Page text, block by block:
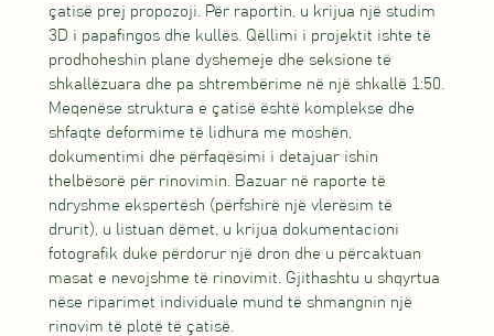
çatisë prej propozoji. Për raportin, u krijua një studim
3D i papafingos dhe kullës. Qëllimi i projektit ishte të
prodhoheshin plane dyshemeje dhe seksione të
shkallëzuara dhe pa shtrembërime në një shkallë 1:50.
Meqenëse struktura e çatisë është komplekse dhe
shfaqte deformime të lidhura me moshën,
dokumentimi dhe përfaqësimi i detajuar ishin
thelbësorë për rinovimin. Bazuar në raporte të
ndryshme ekspertësh (përfshirë një vlerësim të
drurit), u listuan dëmet, u krijua dokumentacioni
fotografik duke përdorur një dron dhe u përcaktuan
masat e nevojshme të rinovimit. Gjithashtu u shqyrtua
nëse riparimet individuale mund të shmangnin një
rinovim të plotë të çatisë.